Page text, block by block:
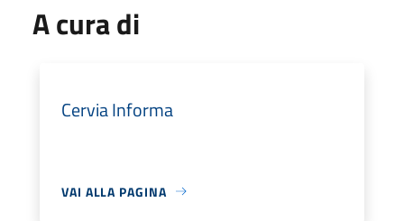
A cura di
Cervia Informa
VAI ALLA PAGINA